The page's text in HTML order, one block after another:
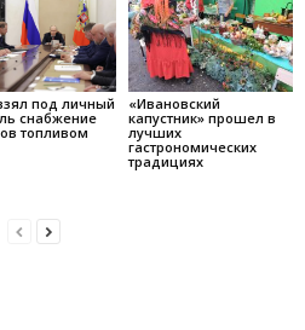
под личный
снабжение
топливом
«Ивановский
капустник» прошел в
лучших
гастрономических
традициях